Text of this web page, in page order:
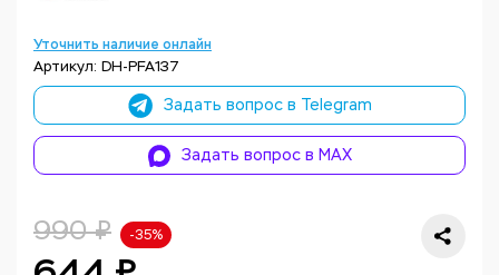
Уточнить наличие онлайн
Артикул: DH-PFA137
Задать вопрос в Telegram
Задать вопрос в MAX
990 ₽ -35%